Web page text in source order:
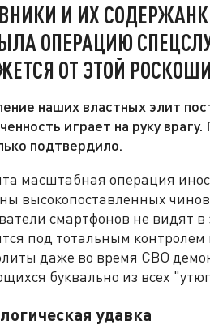
И ИХ
ОПЕРАЦИЮ
ОТ ЭТОЙ
наших властных элит
играет на руку
подтвердило.
масштабная операция
высокопоставленных
смартфонов не видят
под тотальным
даже во время СВО
буквально из всех
удавка